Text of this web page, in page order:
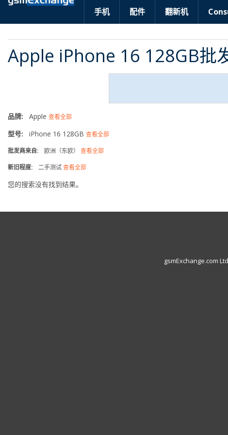
手机 配件 翻新机
Apple iPhone 16 128GB批
品牌: Apple 查看全部
型号: iPhone 16 128GB 查看全部
批发商来自:
欧洲（东欧） 查看全部
新旧程度:
二手测试查看全部
您的搜索没有找到结果。
gsmExchange.com